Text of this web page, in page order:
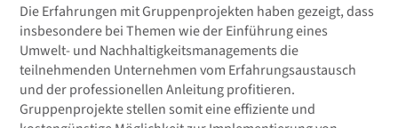
Die Erfahrungen mit Gruppenprojekten haben gezeigt, dass
insbesondere bei Themen wie der Einführung eines
Umwelt- und Nachhaltigkeitsmanagements die
teilnehmenden Unternehmen vom Erfahrungsaustausch
und der professionellen Anleitung profitieren.
Gruppenprojekte stellen somit eine effiziente und